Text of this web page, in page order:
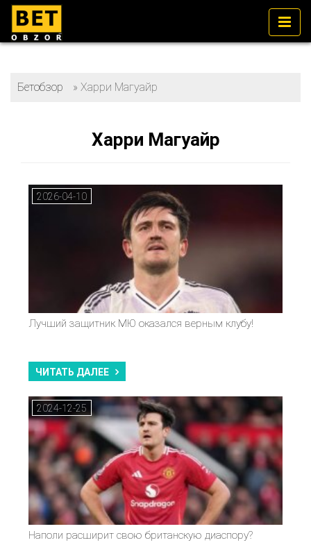
Бетобзор » Харри Магуайр
Харри Магуайр
2026-04-10
Лучший защитник МЮ оказался верным клубу!
ЧИТАТЬ ДАЛЕЕ
2024-12-25
Наполи расширит свою британскую диаспору?